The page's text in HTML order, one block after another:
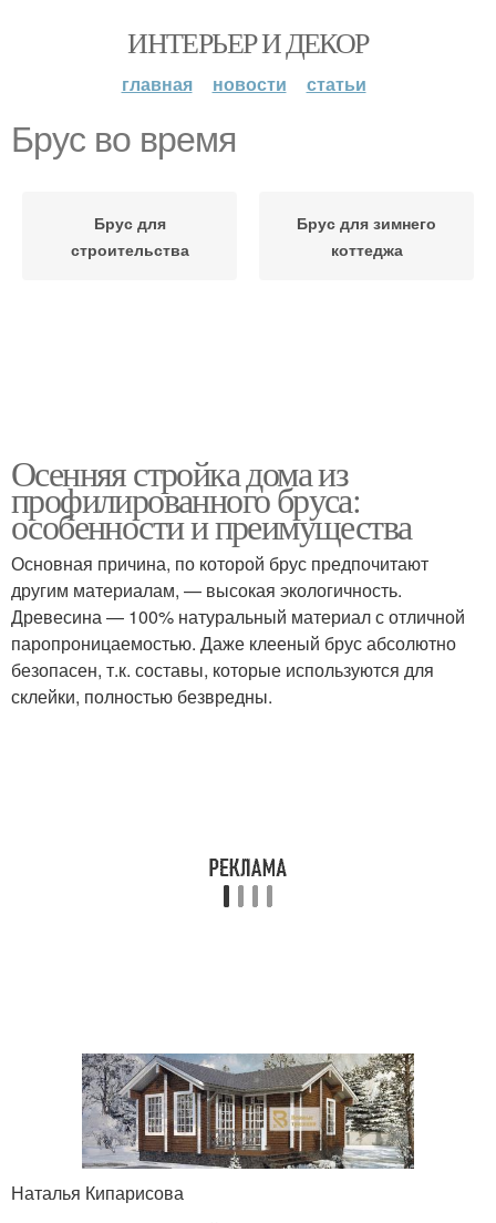
ИНТЕРЬЕР И ДЕКОР
главная новости статьи
Брус во время
Брус для
строительства
Брус для зимнего
коттеджа
Осенняя стройка дома из
профилированного бруса:
особенности и преимущества
Основная причина, по которой брус предпочитают
другим материалам, — высокая экологичность.
Древесина — 100% натуральный материал с отличной
паропроницаемостью. Даже клееный брус абсолютно
безопасен, т.к. составы, которые используются для
склейки, полностью безвредны.
Наталья Кипарисова